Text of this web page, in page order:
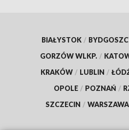
BIAŁYSTOK /
GORZÓW WLKP. /
KRAKÓW / LUBLIN /
OPOLE / POZNAŃ /
SZCZECIN / WARSZAWA